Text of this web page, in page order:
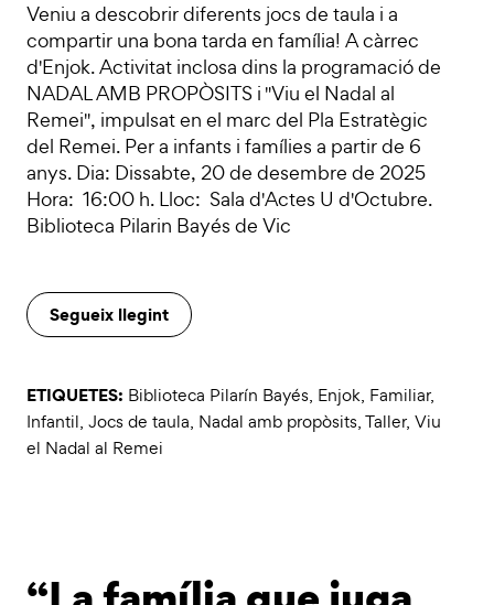
Veniu a descobrir diferents jocs de taula i a
compartir una bona tarda en família! A càrrec
d'Enjok. Activitat inclosa dins la programació de
NADAL AMB PROPÒSITS i "Viu el Nadal al
Remei", impulsat en el marc del Pla Estratègic
del Remei. Per a infants i famílies a partir de 6
anys. Dia: Dissabte, 20 de desembre de 2025
Hora: 16:00 h. Lloc: Sala d'Actes U d'Octubre.
Biblioteca Pilarin Bayés de Vic
Segueix llegint
ETIQUETES: Biblioteca Pilarín Bayés, Enjok, Familiar,
Infantil, Jocs de taula, Nadal amb propòsits,Taller, Viu
el Nadal al Remei